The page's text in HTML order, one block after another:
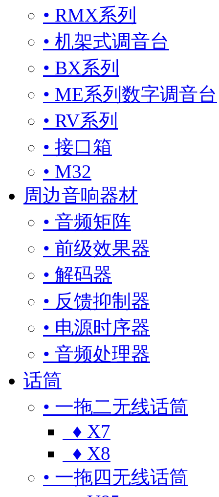
• RMX系列
• 机架式调音台
• BX系列
• ME系列数字调音台
• RV系列
• 接口箱
• M32
周边音响器材
• 音频矩阵
• 前级效果器
• 解码器
• 反馈抑制器
• 电源时序器
• 音频处理器
话筒
• 一拖二无线话筒
♦ X7
♦ X8
• 一拖四无线话筒